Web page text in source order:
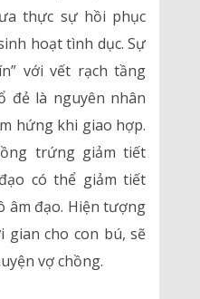
thực sự hồi phục
hoạt tình dục. Sự
với vết rạch tầng
đẻ là nguyên nhân
hứng khi giao hợp.
trứng giảm tiết
có thể giảm tiết
âm đạo. Hiện tượng
gian cho con bú, sẽ
vợ chồng.